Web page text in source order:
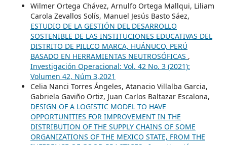
Wilmer Ortega Chávez, Arnulfo Ortega Mallqui, Liliam
Carola Zevallos Solís, Manuel Jesús Basto Sáez,
ESTUDIO DE LA GESTIÓN DEL DESARROLLO
SOSTENIBLE DE LAS INSTITUCIONES EDUCATIVAS DEL
DISTRITO DE PILLCO MARCA, HUÁNUCO, PERÚ
BASADO EN HERRAMIENTAS NEUTROSÓFICAS ,
Investigación Operacional: Vol. 42 No. 3 (2021):
Volumen 42, Núm 3,2021
Celia Nanci Torres Ángeles, Atanacio Villalba Garcia,
Gabriela Gaviño Ortiz, Juan Carlos Baltazar Escalona,
DESIGN OF A LOGISTIC MODEL TO HAVE
OPPORTUNITIES FOR IMPROVEMENT IN THE
DISTRIBUTION OF THE SUPPLY CHAINS OF SOME
ORGANIZATIONS OF THE MEXICO STATE, FROM THE